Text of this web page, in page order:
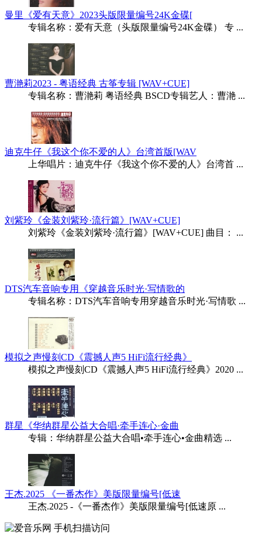
曼里《爱有天意》2023头版限量编号24K金碟[
专辑名称：爱有天意（头版限量编号24K金碟） 专 ...
曹滟莉2023 - 粤语经典 古筝专辑 [WAV+CUE]
专辑名称：曹滟莉 粤语经典 BSCD专辑艺人：曹滟 ...
迪克牛仔《我这个你不爱的人》台湾首版[WAV
上华唱片：迪克牛仔《我这个你不爱的人》台湾首 ...
刘紫玲《金装刘紫玲·流行篇》[WAV+CUE]
刘紫玲《金装刘紫玲·流行篇》[WAV+CUE] 曲目： ...
DTS汽车音响专用《穿越音乐时光·写情歌的
专辑名称：DTS汽车音响专用穿越音乐时光·写情歌 ...
模拟之声慢刻CD《震撼人声5 HiFi流行经典》
模拟之声慢刻CD《震撼人声5 HiFi流行经典》2020 ...
群星《华纳群星公益大合唱·牵手连心·金曲
专辑：华纳群星公益大合唱•牵手连心•金曲精选 ...
王杰.2025 《一番杰作》美版限量编号[低速
王杰.2025 -《一番杰作》美版限量编号[低速原 ...
手机扫描访问